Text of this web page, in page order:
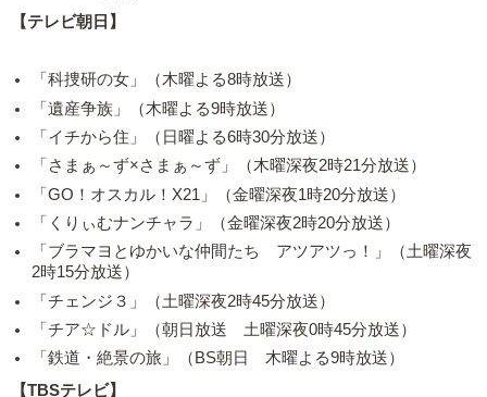
【テレビ朝日】
「科捜研の女」（木曜よる8時放送）
「遺産争族」（木曜よる9時放送）
「イチから住」（日曜よる6時30分放送）
「さまぁ～ず×さまぁ～ず」（木曜深夜2時21分放送）
「GO！オスカル！X21」（金曜深夜1時20分放送）
「くりぃむナンチャラ」（金曜深夜2時20分放送）
「ブラマヨとゆかいな仲間たち アツアツっ！」（土曜深夜
2時15分放送）
「チェンジ３」（土曜深夜2時45分放送）
「チア☆ドル」（朝日放送 土曜深夜0時45分放送）
「鉄道・絶景の旅」（BS朝日 木曜よる9時放送）
【TBSテレビ】